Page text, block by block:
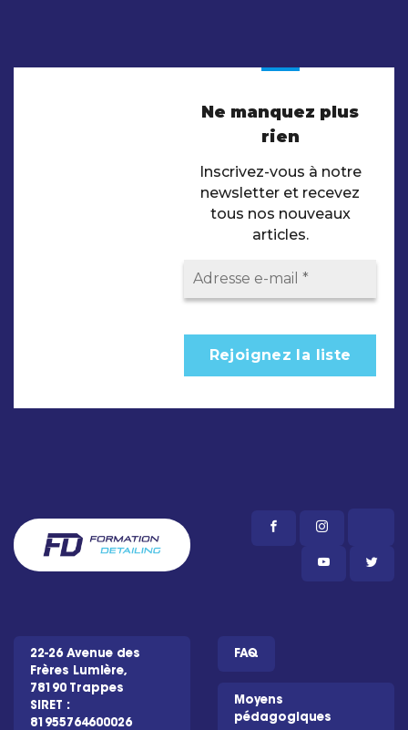
Ne manquez plus
rien
Inscrivez-vous à notre
newsletter et recevez
tous nos nouveaux
articles.
22-26 Avenue des
Frères Lumière,
78190 Trappes
SIRET :
81955764600026
FAQ
Moyens
pédagogiques